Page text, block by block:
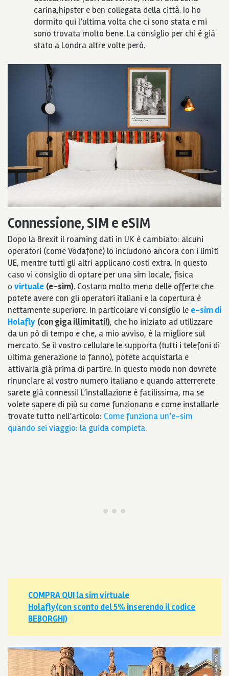
carina,hipster e ben collegata della città. Io ho
dormito qui l’ultima volta che ci sono stata e mi
sono trovata molto bene. La consiglio per chi è già
stato a Londra altre volte però.
Connessione, SIM e eSIM
Dopo la Brexit il roaming dati in UK è cambiato: alcuni
operatori (come Vodafone) lo includono ancora con i limiti
UE, mentre tutti gli altri applicano costi extra. In questo
caso vi consiglio di optare per una sim locale, fisica
o virtuale (e-sim). Costano molto meno delle offerte che
potete avere con gli operatori italiani e la copertura è
nettamente superiore. In particolare vi consiglio le e-sim di
Holafly (con giga illimitati!), che ho iniziato ad utilizzare
da un pò di tempo e che, a mio avviso, è la migliore sul
mercato. Se il vostro cellulare le supporta (tutti i telefoni di
ultima generazione lo fanno), potete acquistarla e
attivarla già prima di partire. In questo modo non dovrete
rinunciare al vostro numero italiano e quando atterrerete
sarete già connessi! L’installazione è facilissima, ma se
volete sapere di più su come funzionano e come installarle
trovate tutto nell’articolo: Come funziona un’e-sim
quando sei viaggio: la guida completa.
COMPRA QUI la sim virtuale
Holafly(con sconto del 5% inserendo il codice
BEBORGHI)